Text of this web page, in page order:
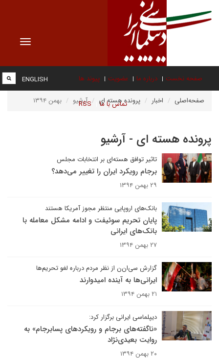
Toggle
صفحه نخست درباره ما عضویت پیوند ها
تماس با ما RSS
ENGLISH
صفحه‌اصلی اخبار پرونده هسته ای آرشیو بهمن ۱۳۹۴
پرونده هسته ای - آرشیو
تاثیر توافق هسته‌ای بر انتخابات مجلس
برجام رویکرد ایران را تغییر می‌دهد؟
۲۹ بهمن ۱۳۹۴
بانک‌های اروپایی منتظر مجوز آمریکا هستند
پایان تحریم سوئیفت و ادامه مشکل معامله با
بانک‌های ایرانی
۲۷ بهمن ۱۳۹۴
گزارش سی‌ان‌ن از نظر مردم درباره لغو تحریم‌ها
ایرانی‌ها به آینده امیدوارند
۲۱ بهمن ۱۳۹۴
دیپلماسی ایرانی برگزار کرد:
«ناگفته‌های برجام و رویکردهای پسابرجام» به
روایت بعیدی‌نژاد
۲۰ بهمن ۱۳۹۴